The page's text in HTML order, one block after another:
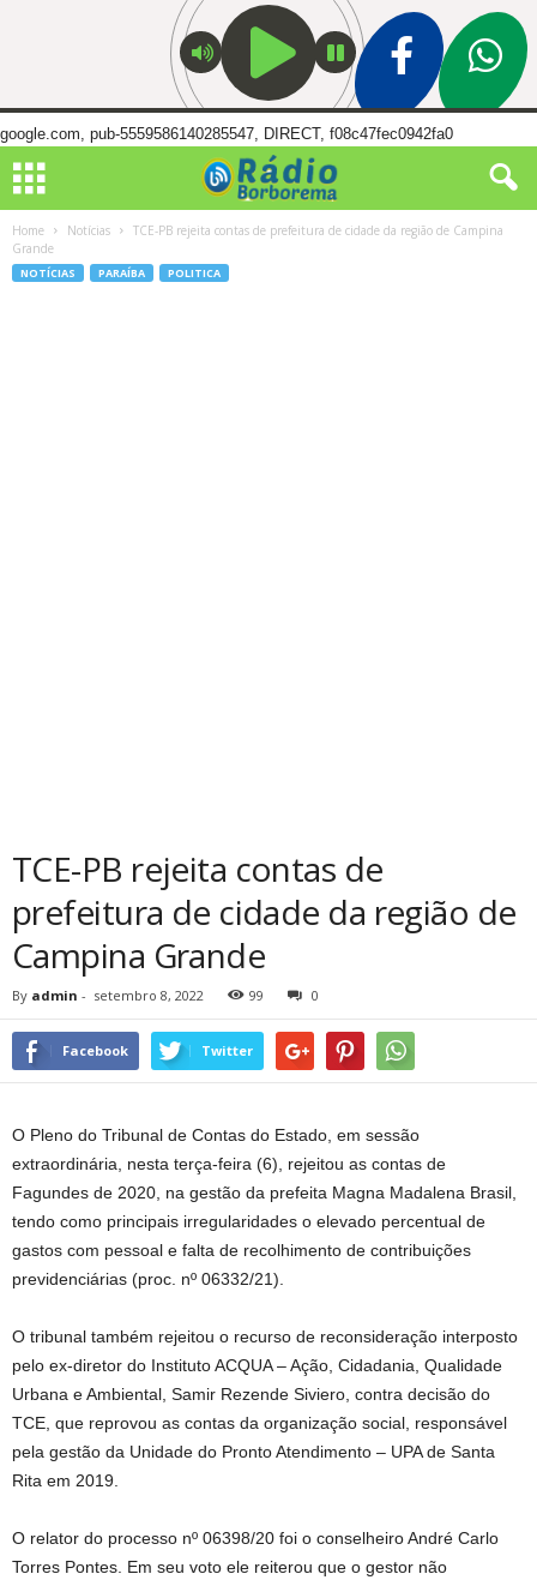
google.com, pub-5559586140285547, DIRECT, f08c47fec0942fa0
Home Notícias
TCE-PB rejeita contas de prefeitura de cidade da região de Campina
Grande
NOTÍCIAS PARAÍBA POLITICA
TCE-PB rejeita contas de
prefeitura de cidade da região de
Campina Grande
By admin - setembro 8, 2022 99 0
Facebook Twitter
O Pleno do Tribunal de Contas do Estado, em sessão
extraordinária, nesta terça-feira (6), rejeitou as contas de
Fagundes de 2020, na gestão da prefeita Magna Madalena Brasil,
tendo como principais irregularidades o elevado percentual de
gastos com pessoal e falta de recolhimento de contribuições
previdenciárias (proc. nº 06332/21).
O tribunal também rejeitou o recurso de reconsideração interposto
pelo ex-diretor do Instituto ACQUA – Ação, Cidadania, Qualidade
Urbana e Ambiental, Samir Rezende Siviero, contra decisão do
TCE, que reprovou as contas da organização social, responsável
pela gestão da Unidade do Pronto Atendimento – UPA de Santa
Rita em 2019.
O relator do processo nº 06398/20 foi o conselheiro André Carlo
Torres Pontes. Em seu voto ele reiterou que o gestor não